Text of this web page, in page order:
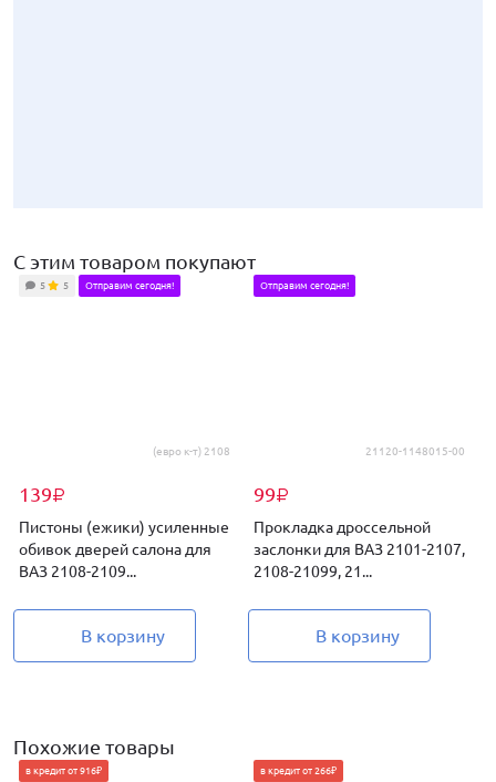
С этим товаром покупают
(евро к-т) 2108
139₽
5 5 Отправим сегодня!
Пистоны (ежики) усиленные
обивок дверей салона для
ВАЗ 2108-2109...
В корзину
21120-1148015-00
99₽
Отправим сегодня!
Прокладка дроссельной
заслонки для ВАЗ 2101-2107,
2108-21099, 21...
В корзину
Похожие товары
в кредит от 916₽ в кредит от 266₽